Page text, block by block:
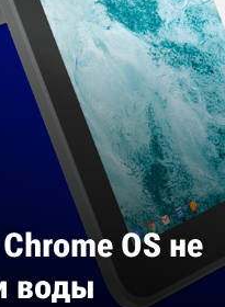
OS не
воды